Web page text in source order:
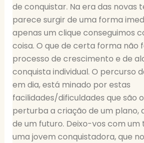
de conquistar. Na era das novas
parece surgir de uma forma
apenas um clique conseguimos
coisa. O que de certa forma não
processo de crescimento e de
conquista individual. O percurso
em dia, está minado por estas
facilidades/dificuldades que são
perturba a criação de um plano,
de um futuro. Deixo-vos com um
uma jovem conquistadora, que